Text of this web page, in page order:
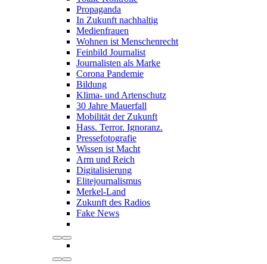
Propaganda
In Zukunft nachhaltig
Medienfrauen
Wohnen ist Menschenrecht
Feinbild Journalist
Journalisten als Marke
Corona Pandemie
Bildung
Klima- und Artenschutz
30 Jahre Mauerfall
Mobilität der Zukunft
Hass. Terror. Ignoranz.
Pressefotografie
Wissen ist Macht
Arm und Reich
Digitalisierung
Elitejournalismus
Merkel-Land
Zukunft des Radios
Fake News